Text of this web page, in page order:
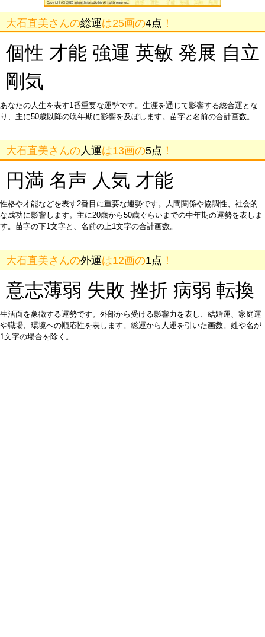
大石直美さんの総運は25画の4点 ！
個性 才能 強運 英敏 発展 自立
剛気
あなたの人生を表す1番重要な運勢です。生涯を通じて影響する総合運とな
り、主に50歳以降の晩年期に影響を及ぼします。苗字と名前の合計画数。
大石直美さんの 人運は13画の5点 ！
円満 名声 人気 才能
性格や才能などを表す2番目に重要な運勢です。人間関係や協調性、社会的
な成功に影響します。主に20歳から50歳ぐらいまでの中年期の運勢を表しま
す。苗字の下1文字と、名前の上1文字の合計画数。
大石直美さんの外運は12画の1点 ！
意志薄弱 失敗 挫折 病弱 転換
生活面を象徴する運勢です。外部から受ける影響力を表し、結婚運、家庭運
や職場、環境への順応性を表します。総運から人運を引いた画数。姓や名が
1文字の場合を除く。